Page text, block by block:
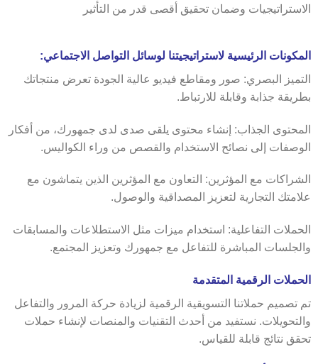
الاستراتيجيات وضمان تحقيق أقصى قدر من التأثير
المكونات الرئيسية لاستراتيجيتنا لوسائل التواصل الاجتماعي:
التميز البصري: صور ومقاطع فيديو عالية الجودة تعرض منتجاتك
بطريقة جذابة وقابلة للارتباط.
المحتوى الجذاب: إنشاء محتوى يلقى صدى لدى جمهورك، من أفكار
الوصفات إلى نصائح الاستخدام والقصص من وراء الكواليس.
الشراكات مع المؤثرين: التعاون مع المؤثرين الذين يتماشون مع
علامتك التجارية لتعزيز المصداقية والوصول.
الحملات التفاعلية: استخدام ميزات مثل الاستطلاعات والمسابقات
والجلسات المباشرة للتفاعل مع جمهورك وتعزيز المجتمع.
الحملات الرقمية المتقدمة
تم تصميم حملاتنا التسويقية الرقمية لزيادة حركة المرور والتفاعل
والتحويلات. نستفيد من أحدث التقنيات والمنصات لإنشاء حملات
تحقق نتائج قابلة للقياس.